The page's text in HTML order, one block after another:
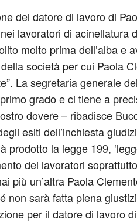
del datore di lavoro di
lavoratori di acinellatura
molto prima dell’alba e
società per cui Paola
La segretaria generale
grado e ci tiene a
dovere – ribadisce
esiti dell’inchiesta
la legge 199,
dei lavoratori
più un’altra Paola
sarà fatta piena
per il datore di lavoro